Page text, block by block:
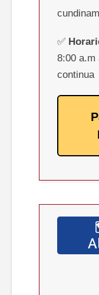
✅
8:00 a.m
continua